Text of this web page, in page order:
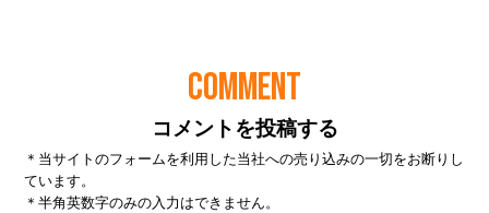
COMMENT
コメントを投稿する
＊当サイトのフォームを利用した当社への売り込みの一切をお断りし
ています。
＊半角英数字のみの入力はできません。